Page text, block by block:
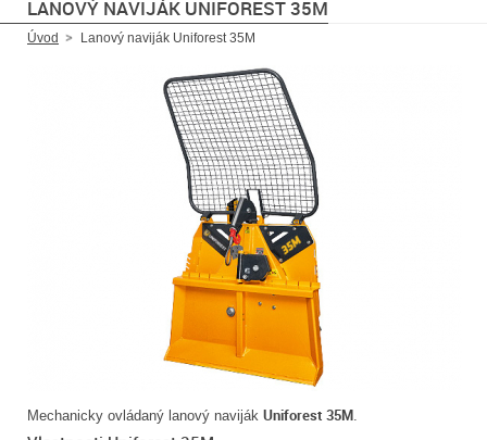
LANOVÝ NAVIJÁK UNIFOREST 35M
Úvod Lanový naviják Uniforest 35M
Mechanicky ovládaný lanový naviják Uniforest 35M.